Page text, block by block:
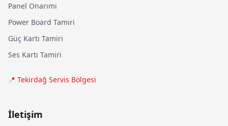
Panel Onarımı
Power Board Tamiri
Güç Kartı Tamiri
Ses Kartı Tamiri
📍 Tekirdağ Servis Bölgesi
İletişim